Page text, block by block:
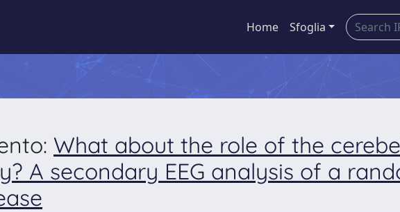
Home Sfoglia
What about the role of the
A secondary EEG analysis of a